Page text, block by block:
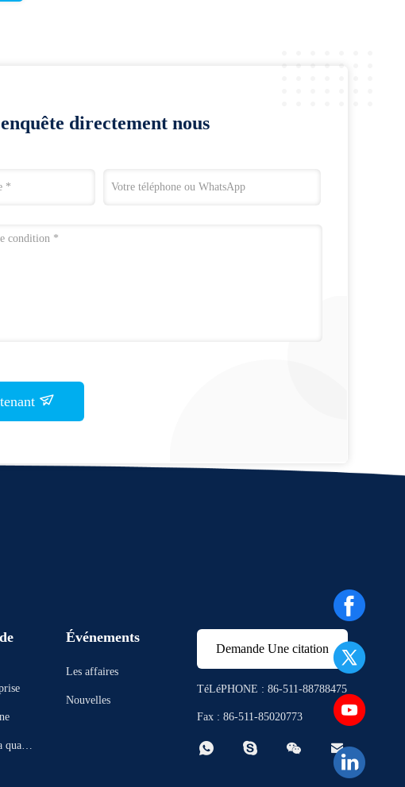
directement nous
qualit
Événements
Les affaires
Nouvelles
Demande Une citation
TéLéPHONE : 86-511-88788475
Fax : 86-511-85020773
   